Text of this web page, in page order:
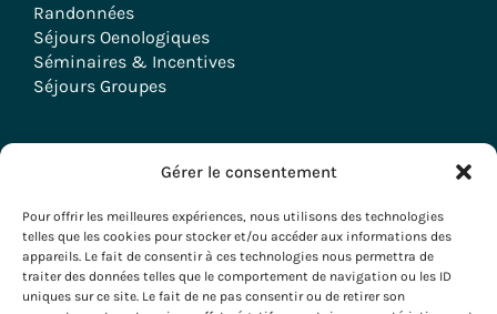
Gérer le consentement
Pour offrir les meilleures expériences, nous utilisons des technologies
telles que les cookies pour stocker et/ou accéder aux informations des
appareils. Le fait de consentir à ces technologies nous permettra de
traiter des données telles que le comportement de navigation ou les ID
uniques sur ce site. Le fait de ne pas consentir ou de retirer son
Randonnées
Séjours Oenologiques
Séminaires & Incentives
Séjours Groupes